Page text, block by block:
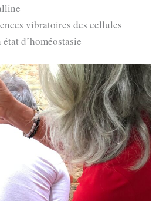
vibratoires des cellules
d’homéostasie